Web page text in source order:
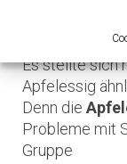
Essen
ein Glas
Es stellte sich
Apfelessig
Denn die
Probleme mit
Gruppe